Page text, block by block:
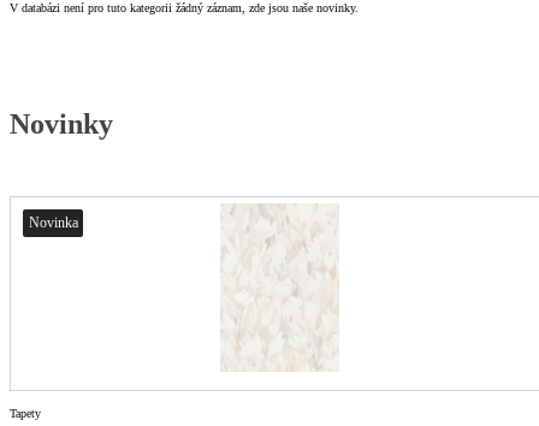
V databázi není pro tuto kategorii žádný záznam, zde jsou naše novinky.
Novinky
Novinka
Tapety